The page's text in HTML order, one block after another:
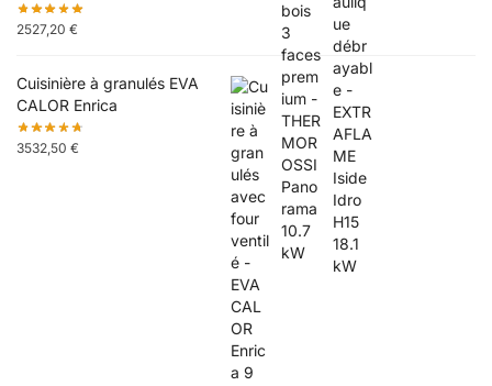
2527,20 €
Cuisinière à granulés EVA
CALOR Enrica
3532,50 €